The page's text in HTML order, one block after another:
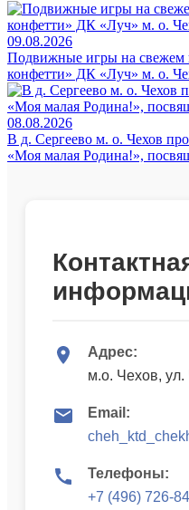
09.08.2026
Подвижные игры на свежем
конфетти» ДК «Луч» м. о.
08.08.2026
В д. Сергеево м. о. Чехов
«Моя малая Родина!»,
Адрес:
м.о. Чехов,
Email:
Телефоны:
+7 (496) 726-